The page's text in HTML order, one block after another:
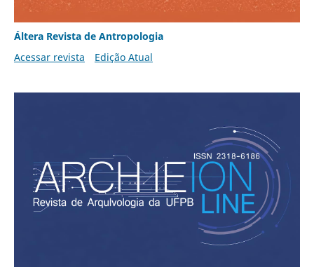
Áltera Revista de Antropologia
Acessar revista
Edição Atual